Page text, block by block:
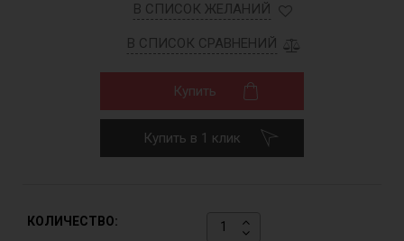
В СПИСОК ЖЕЛАНИЙ
В СПИСОК СРАВНЕНИЙ
Купить
Купить в 1 клик
КОЛИЧЕСТВО: